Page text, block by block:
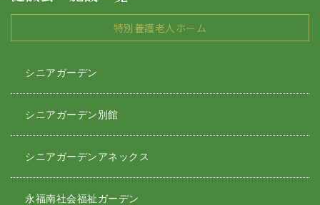
特別養護老人ホーム
シニアガーデン
シニアガーデン別館
シニアガーデンアネックス
永福南社会福祉ガーデン